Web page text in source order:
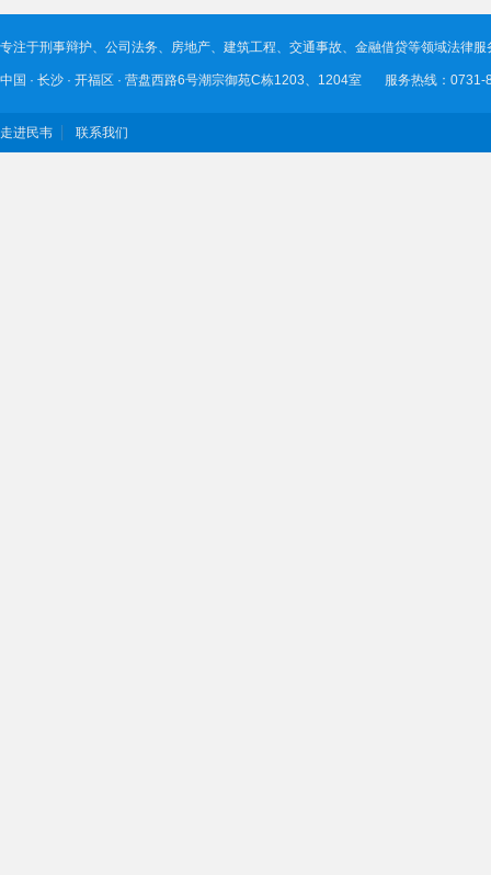
专注于刑事辩护、公司法务、房地产、建筑工程、交通事故、金融借贷等领域法律服
中国 · 长沙 · 开福区 · 营盘西路6号潮宗御苑C栋1203、1204室 服务热线：0731-
走进民韦 联系我们